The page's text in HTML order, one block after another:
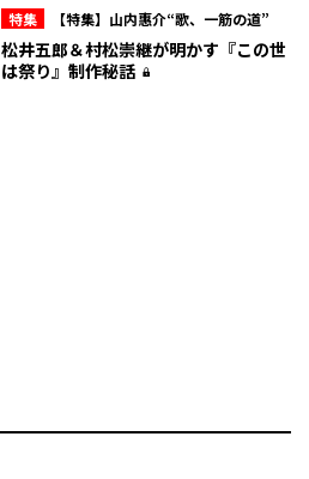
特集 【特集】山内惠介“歌、一筋の道”
松井五郎＆村松崇継が明かす『この世
は祭り』制作秘話